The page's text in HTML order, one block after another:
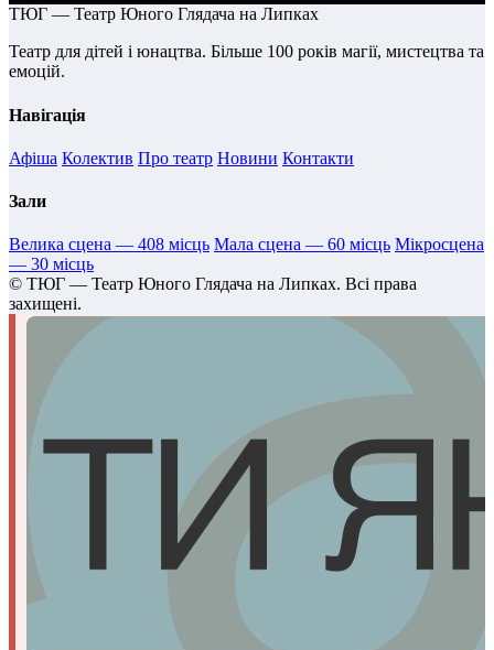
ТЮГ — Театр Юного Глядача на Липках
Театр для дітей і юнацтва. Більше 100 років магії, мистецтва та
емоцій.
Навігація
Афіша Колектив Про театр Новини Контакти
Зали
Велика сцена — 408 місць Мала сцена — 60 місць Мікросцена
— 30 місць
© ТЮГ — Театр Юного Глядача на Липках. Всі права
захищені.